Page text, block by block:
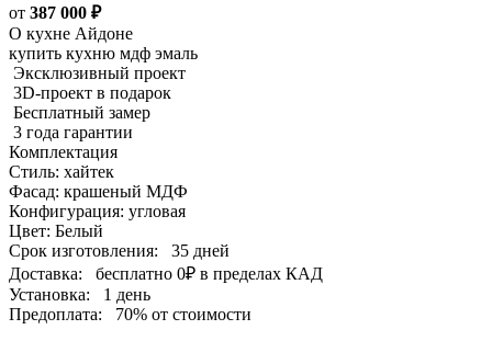
от 387 000 ₽
О кухне Айдоне
купить кухню мдф эмаль
Эксклюзивный проект
3D-проект в подарок
Бесплатный замер
3 года гарантии
Комплектация
Стиль: хайтек
Фасад: крашеный МДФ
Конфигурация: угловая
Цвет: Белый
Срок изготовления:
35 дней
Доставка:
бесплатно 0₽ в пределах КАД
Установка:
1 день
Предоплата:
70% от стоимости